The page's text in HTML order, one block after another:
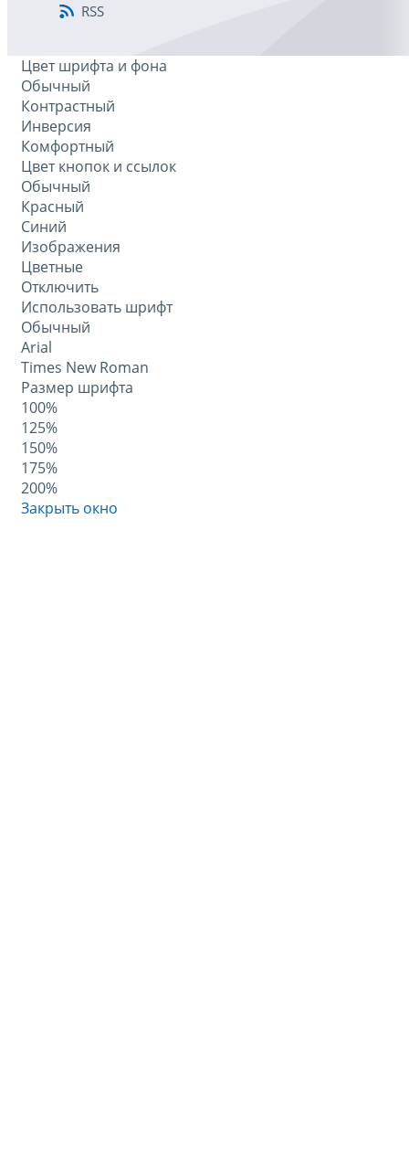
RSS
Цвет шрифта и фона
Обычный
Контрастный
Инверсия
Комфортный
Цвет кнопок и ссылок
Обычный
Красный
Синий
Изображения
Цветные
Отключить
Использовать шрифт
Обычный
Arial
Times New Roman
Размер шрифта
100%
125%
150%
175%
200%
Закрыть окно